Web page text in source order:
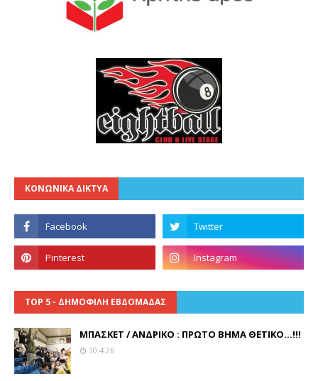
ΚΟΝΩΝΙΚΑ ΔΙΚΤΥΑ
TOP 5 - ΔΗΜΟΦΙΛΗ ΕΒΔΟΜΑΔΑΣ
ΜΠΑΣΚΕΤ / ΑΝΔΡΙΚΟ : ΠΡΩΤΟ ΒΗΜΑ ΘΕΤΙΚΟ...!!!
30.4.26